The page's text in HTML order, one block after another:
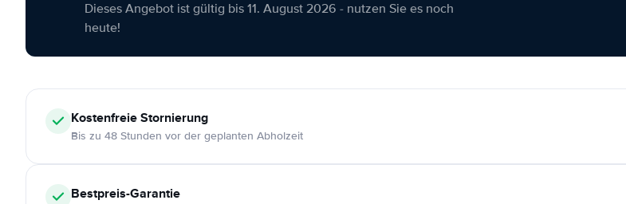
Dieses Angebot ist gültig bis 11. August 2026 - nutzen Sie es noch
heute!
KostenfreieStornierung
Bis zu 48 Stunden vor der geplanten Abholzeit
Bestpreis-Garantie